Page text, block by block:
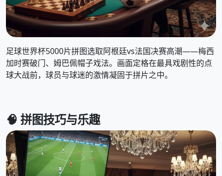
足球世界杯5000片拼图选取阿根廷vs法国决赛高潮——梅西
加时赛破门、姆巴佩帽子戏法。画面定格在最具戏剧性的点
球大战前，球员与球迷的激情凝固于拼片之中。
🧠 拼图技巧与乐趣